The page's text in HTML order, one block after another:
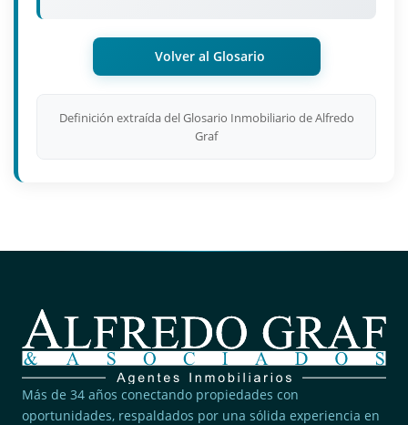
Volver al Glosario
Definición extraída del Glosario Inmobiliario de Alfredo
Graf
Más de 34 años conectando propiedades con
oportunidades, respaldados por una sólida experiencia en